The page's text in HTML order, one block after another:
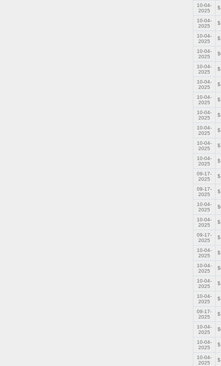
10-04-
2025
10-04-
2025
10-04-
2025
10-04-
2025
10-04-
2025
10-04-
2025
10-04-
2025
10-04-
2025
10-04-
2025
10-04-
2025
10-04-
2025
09-17-
2025
09-17-
2025
10-04-
2025
10-04-
2025
09-17-
2025
10-04-
2025
10-04-
2025
10-04-
2025
10-04-
2025
09-17-
2025
10-04-
2025
10-04-
2025
10-04-
2025